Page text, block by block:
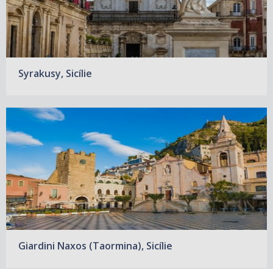
Syrakusy, Sicílie
Giardini Naxos (Taormina), Sicílie